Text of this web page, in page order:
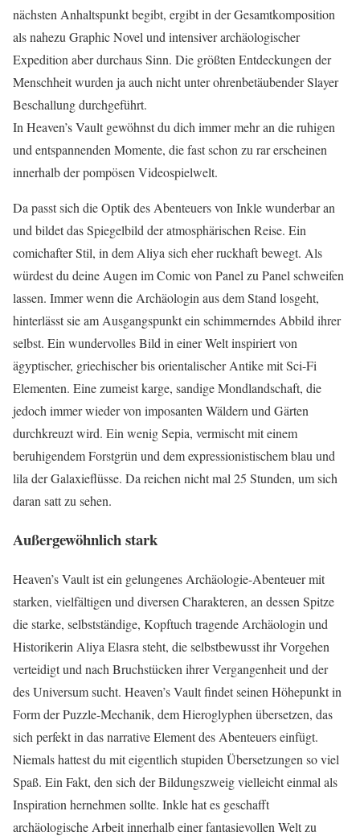
nächsten Anhaltspunkt begibt, ergibt in der Gesamtkomposition
als nahezu Graphic Novel und intensiver archäologischer
Expedition aber durchaus Sinn. Die größten Entdeckungen der
Menschheit wurden ja auch nicht unter ohrenbetäubender Slayer
Beschallung durchgeführt.
In Heaven’s Vault gewöhnst du dich immer mehr an die ruhigen
und entspannenden Momente, die fast schon zu rar erscheinen
innerhalb der pompösen Videospielwelt.
Da passt sich die Optik des Abenteuers von Inkle wunderbar an
und bildet das Spiegelbild der atmosphärischen Reise. Ein
comichafter Stil, in dem Aliya sich eher ruckhaft bewegt. Als
würdest du deine Augen im Comic von Panel zu Panel schweifen
lassen. Immer wenn die Archäologin aus dem Stand losgeht,
hinterlässt sie am Ausgangspunkt ein schimmerndes Abbild ihrer
selbst. Ein wundervolles Bild in einer Welt inspiriert von
ägyptischer, griechischer bis orientalischer Antike mit Sci-Fi
Elementen. Eine zumeist karge, sandige Mondlandschaft, die
jedoch immer wieder von imposanten Wäldern und Gärten
durchkreuzt wird. Ein wenig Sepia, vermischt mit einem
beruhigendem Forstgrün und dem expressionistischem blau und
lila der Galaxieflüsse. Da reichen nicht mal 25 Stunden, um sich
daran satt zu sehen.
Außergewöhnlich stark
Heaven’s Vault ist ein gelungenes Archäologie-Abenteuer mit
starken, vielfältigen und diversen Charakteren, an dessen Spitze
die starke, selbstständige, Kopftuch tragende Archäologin und
Historikerin Aliya Elasra steht, die selbstbewusst ihr Vorgehen
verteidigt und nach Bruchstücken ihrer Vergangenheit und der
des Universum sucht. Heaven’s Vault findet seinen Höhepunkt in
Form der Puzzle-Mechanik, dem Hieroglyphen übersetzen, das
sich perfekt in das narrative Element des Abenteuers einfügt.
Niemals hattest du mit eigentlich stupiden Übersetzungen so viel
Spaß. Ein Fakt, den sich der Bildungszweig vielleicht einmal als
Inspiration hernehmen sollte. Inkle hat es geschafft
archäologische Arbeit innerhalb einer fantasievollen Welt zu